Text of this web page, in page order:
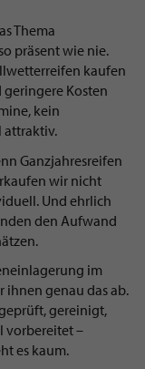
Thema
präsent wie nie.
kaufen
Kosten
kein
attraktiv.
Ganzjahresreifen
wir nicht
Und ehrlich
den Aufwand
im
genau das ab.
gereinigt,
vorbereitet –
es kaum.